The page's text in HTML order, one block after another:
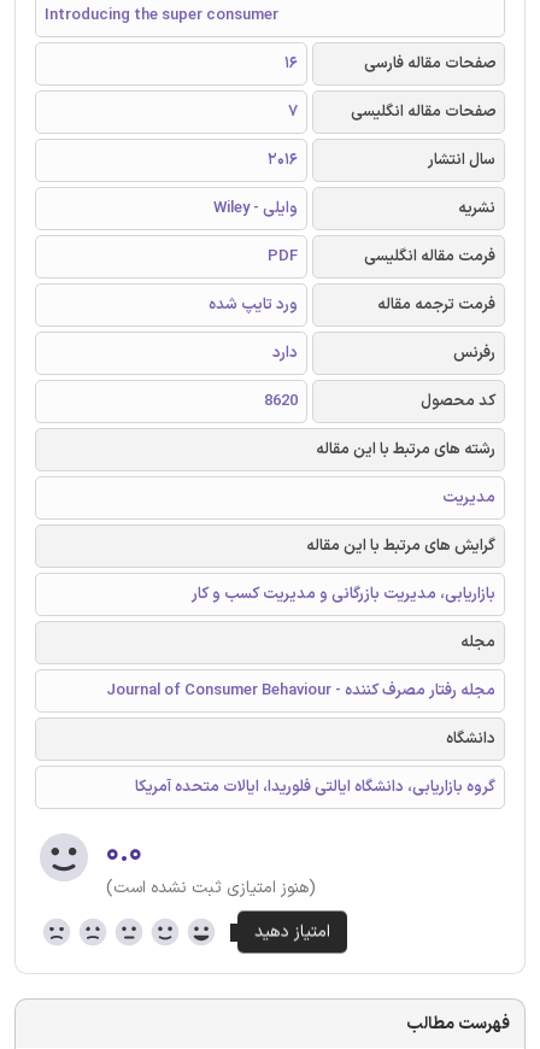
Introducing the super consumer
صفحات مقاله فارسی
16
صفحات مقاله انگلیسی
7
سال انتشار
2016
نشریه
وایلی - Wiley
فرمت مقاله انگلیسی
PDF
فرمت ترجمه مقاله
ورد تایپ شده
رفرنس
دارد
کد محصول
8620
رشته های مرتبط با این مقاله
مدیریت
گرایش های مرتبط با این مقاله
بازاریابی، مدیریت بازرگانی و مدیریت کسب و کار
مجله
مجله رفتار مصرف کننده - Journal of Consumer Behaviour
دانشگاه
گروه بازاریابی، دانشگاه ایالتی فلوریدا، ایالات متحده آمریکا
۰.۰
(هنوز امتیازی ثبت نشده است)
فهرست مطالب